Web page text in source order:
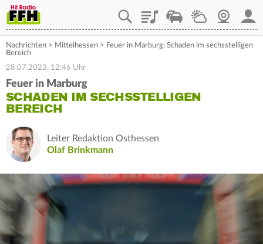
PlaylistStaupilotWetterWebcam
Nachrichten > Mittelhessen > Feuer in Marburg: Schaden im sechsstelligen
Bereich
28.07.2023, 12:46 Uhr
Feuer in Marburg
SCHADEN IM SECHSSTELLIGEN
BEREICH
Leiter Redaktion Osthessen
Olaf Brinkmann